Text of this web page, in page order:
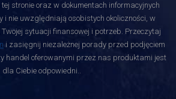
stronie oraz w dokumentach informacyjnych
i nie uwzględniają osobistych okoliczności, w
sytuacji finansowej i potrzeb. Przeczytaj
i zasięgnij niezależnej porady przed podjęciem
handel oferowanymi przez nas produktami jest
dla Ciebie odpowiedni..